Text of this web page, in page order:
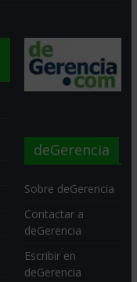
deGerencia
Sobre deGerencia
Contactar a
deGerencia
Escribir en
deGerencia